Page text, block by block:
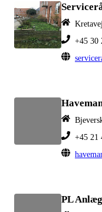
+45 30
+45 21
PL